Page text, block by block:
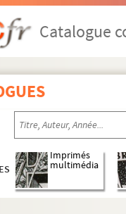
Catalogue
Imprimés
multimédia